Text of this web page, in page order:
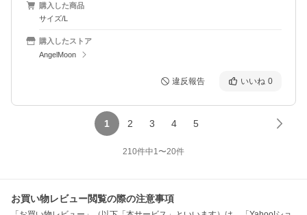
購入した商品
サイズ/L
購入したストア
AngelMoon
違反報告 いいね 0
1 2 3 4 5
210件中1〜20件
お買い物レビュー閲覧の際の注意事項